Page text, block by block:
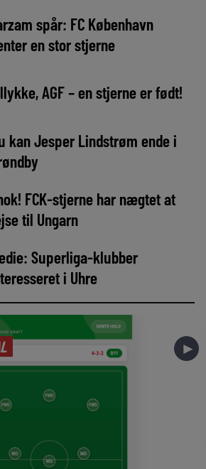
spår: FC København
en stor stjerne
AGF – en stjerne er født!
kan Jesper Lindstrøm ende i
FCK-stjerne har nægtet at
til Ungarn
Superliga-klubber
i Uhre
►